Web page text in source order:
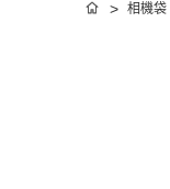
首頁 相機袋